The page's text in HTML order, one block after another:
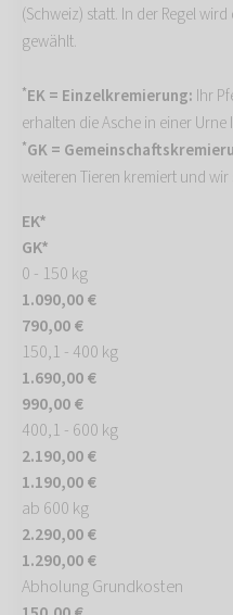
(Schweiz) statt. In der Regel
gewählt.
*EK = Einzelkremierung: Ihr
erhalten die Asche in einer
*GK =
weiteren Tieren kremiert und
EK*
GK*
0 - 150 kg
1.090,00 €
790,00 €
150,1 - 400 kg
1.690,00 €
990,00 €
400,1 - 600 kg
2.190,00 €
1.190,00 €
ab 600 kg
2.290,00 €
1.290,00 €
Abholung Grundkosten